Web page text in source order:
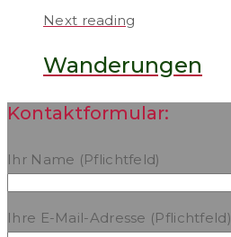
Next reading
Wanderungen
Kontaktformular:
Ihr Name (Pflichtfeld)
Ihre E-Mail-Adresse (Pflichtfeld)